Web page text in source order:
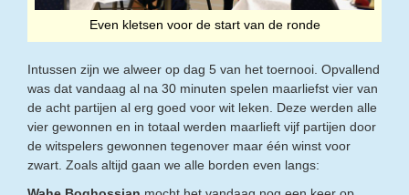
Even kletsen voor de start van de ronde
Intussen zijn we alweer op dag 5 van het toernooi. Opvallend
was dat vandaag al na 30 minuten spelen maarliefst vier van
de acht partijen al erg goed voor wit leken. Deze werden alle
vier gewonnen en in totaal werden maarlieft vijf partijen door
de witspelers gewonnen tegenover maar één winst voor
zwart. Zoals altijd gaan we alle borden even langs: